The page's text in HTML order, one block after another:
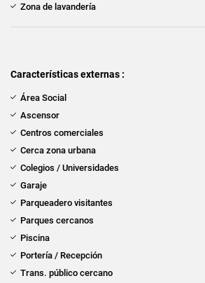
Zona de lavandería
Características externas :
Área Social
Ascensor
Centros comerciales
Cerca zona urbana
Colegios / Universidades
Garaje
Parqueadero visitantes
Parques cercanos
Piscina
Portería / Recepción
Trans. público cercano